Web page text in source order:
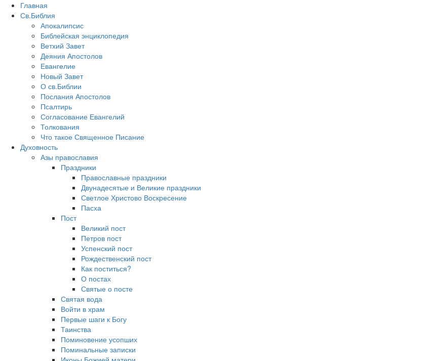
Главная
Св.Библия
Апокалипсис
Библейская энциклопедия
Ветхий Завет
Деяния Апостолов
Евангелие
Новый Завет
О св.Библии
Послания Апостолов
Псалтирь
Согласование Евангелий
Толкования
Что такое Священное Писание
Духовность
Азы православия
Праздники
Православные праздники
Двунадесятые и Великие праздники
Светлое Христово Воскресение
Пасха
Пост
Великий пост
Петров пост
Успенский пост
Рождественский пост
Как поститься?
О постах
Святые о посте
Святая вода
Войти в храм
Первые шаги к Богу
Таинства
Поминовение усопших
Поминальные записки